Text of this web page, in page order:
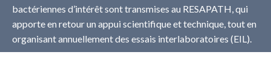
bactériennes d’intérêt sont transmises au RESAPATH, qui
apporte en retour un appui scientifique et technique, tout en
organisant annuellement des essais interlaboratoires (EIL).